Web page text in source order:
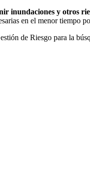
inundaciones y otros
en el menor tiempo
de Riesgo para la